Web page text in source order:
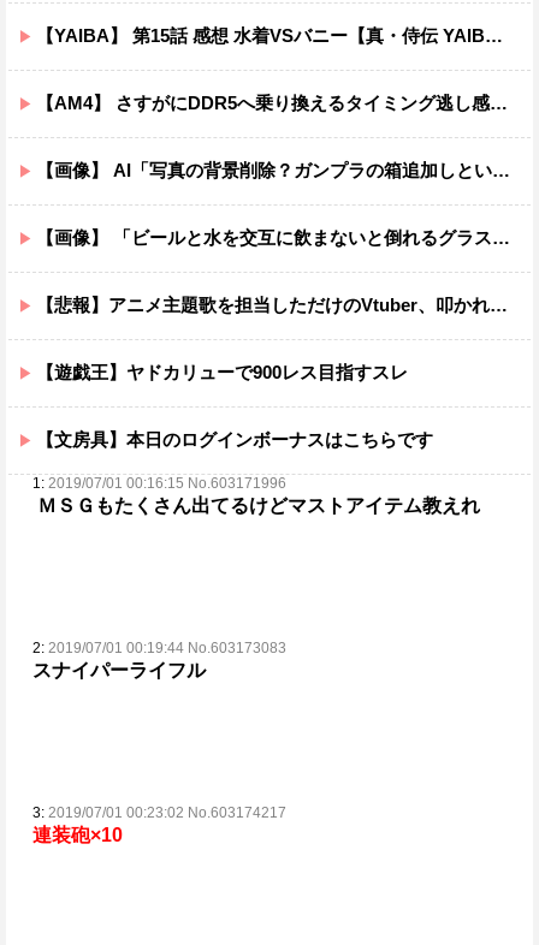
【YAIBA】 第15話 感想 水着VSバニー【真・侍伝 YAIBA】
【AM4】 さすがにDDR5へ乗り換えるタイミング逃し感が半端ない
【画像】 AI「写真の背景削除？ガンプラの箱追加しといてあげよ????」
【画像】 「ビールと水を交互に飲まないと倒れるグラス」発売
【悲報】アニメ主題歌を担当しただけのVtuber、叩かれまくってしまう
【遊戯王】ヤドカリューで900レス目指すスレ
【文房具】本日のログインボーナスはこちらです
1: 2019/07/01 00:16:15 No.603171996
ＭＳＧもたくさん出てるけどマストアイテム教えれ
2: 2019/07/01 00:19:44 No.603173083
スナイパーライフル
3: 2019/07/01 00:23:02 No.603174217
連装砲×10